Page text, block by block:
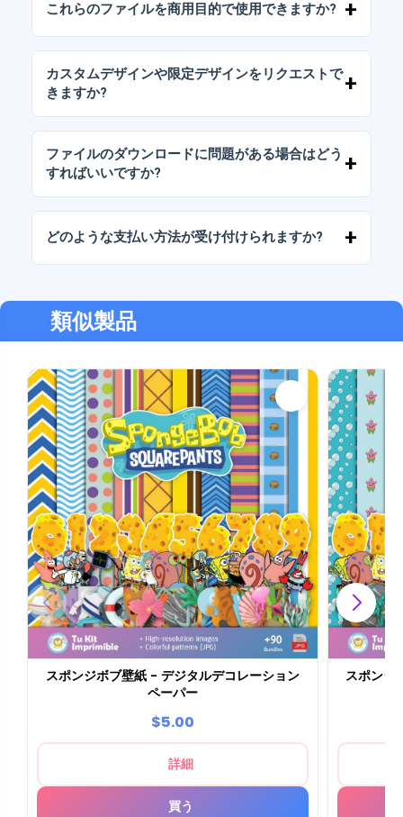
パッケージには、AIまたはPDFファイルも含ま
れています。
これらのファイルを商用目的で使用できますか?
（変更せずに）再販しないことを条件として、
個人ライセンスと商用ライセンスが含まれてい
ます。
カスタムデザインや限定デザインをリクエストで
きますか?
ます。お気軽にお問い合わせいただき、ご希望
をお伝えください。
ファイルのダウンロードに問題がある場合はどう
すればいいですか?
さい。追加料金なしでファイルの回復をお手伝
いいたします。
どのような支払い方法が受け付けられますか?
る支払い方法に対応しています。
類似製品
スポンジボブ壁紙 - デジタルデコレーション
ペーパー
$5.00
詳細
買う
スポンジ